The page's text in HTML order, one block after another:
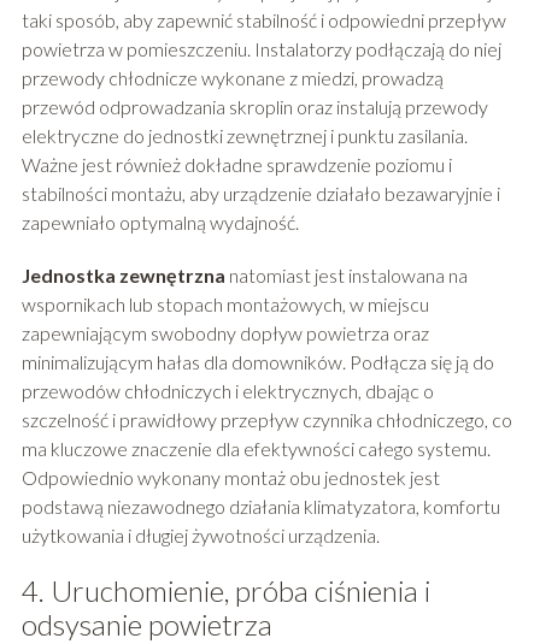
taki sposób, aby zapewnić stabilność i odpowiedni przepływ
powietrza w pomieszczeniu. Instalatorzy podłączają do niej
przewody chłodnicze wykonane z miedzi, prowadzą
przewód odprowadzania skroplin oraz instalują przewody
elektryczne do jednostki zewnętrznej i punktu zasilania.
Ważne jest również dokładne sprawdzenie poziomu i
stabilności montażu, aby urządzenie działało bezawaryjnie i
zapewniało optymalną wydajność.
Jednostka zewnętrzna natomiast jest instalowana na
wspornikach lub stopach montażowych, w miejscu
zapewniającym swobodny dopływ powietrza oraz
minimalizującym hałas dla domowników. Podłącza się ją do
przewodów chłodniczych i elektrycznych, dbając o
szczelność i prawidłowy przepływ czynnika chłodniczego, co
ma kluczowe znaczenie dla efektywności całego systemu.
Odpowiednio wykonany montaż obu jednostek jest
podstawą niezawodnego działania klimatyzatora, komfortu
użytkowania i długiej żywotności urządzenia.
4. Uruchomienie, próba ciśnienia i
odsysanie powietrza